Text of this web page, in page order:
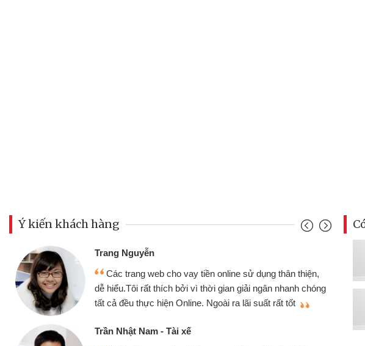
Ý kiến khách hàng
online sử dụng thân thiện,
gian giải ngân nhanh chóng
ra lãi suất rất tốt
Mình cần tiền gấp nên định cầm
nhưng thật may đã có gói vay tiền
không cần gặp mặt nên rất tiện lợi, sẽ
bè biết